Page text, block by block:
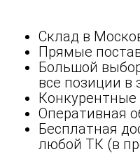
Склад в
Прямые
Большой
все позиции в
Оперативная
Бесплатная
любой ТК (в